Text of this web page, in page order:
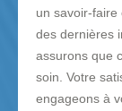
un savoir-faire
des dernières
assurons que
soin. Votre
engageons à